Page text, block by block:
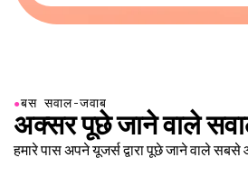
●बस सवाल-जवाब
अक्सर पूछे जाने वाले
हमारे पास अपने यूजर्स द्वारा पूछे जाने वाले